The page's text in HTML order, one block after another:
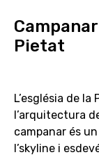
Pietat
L’església de
l’arquitectura
campanar és
l’skyline i